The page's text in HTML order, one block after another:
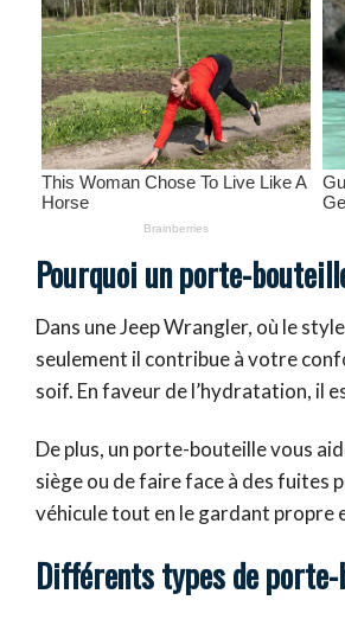
Pourquoi un porte-
Dans une Jeep Wrangler, où le
seulement il contribue à votre
soif. En faveur de l’hydratation, il
De plus, un porte-bouteille vous
siège ou de faire face à des fuites
véhicule tout en le gardant propre
Différents types de